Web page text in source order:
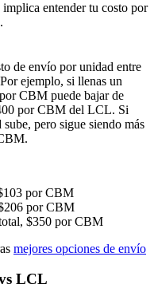
entender tu costo por
de envío por unidad entre
ejemplo, si llenas un
CBM puede bajar de
por CBM del LCL. Si
pero sigue siendo más
por CBM
por CBM
$350 por CBM
mejores opciones de envío
LCL